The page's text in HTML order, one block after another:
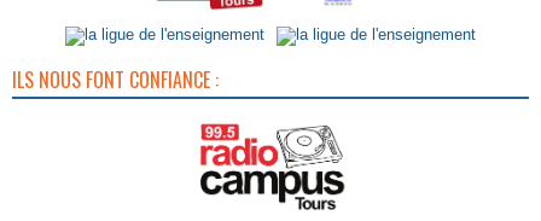
ILS NOUS FONT CONFIANCE :